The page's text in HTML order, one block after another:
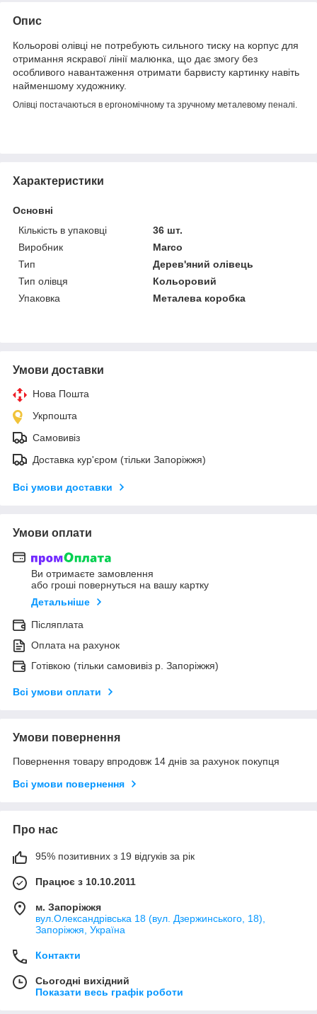
Опис
Кольорові олівці не потребують сильного тиску на корпус для
отримання яскравої лінії малюнка, що дає змогу без
особливого навантаження отримати барвисту картинку навіть
найменшому художнику.
Олівці постачаються в ергономічному та зручному металевому пеналі.
Характеристики
Основні
Кількість в упаковці
36 шт.
Виробник
Marco
Тип
Дерев'яний олівець
Тип олівця
Кольоровий
Упаковка
Металева коробка
Умови доставки
Нова Пошта
Укрпошта
Самовивіз
Доставка кур'єром (тільки Запоріжжя)
Всі умови доставки
Умови оплати
Ви отримаєте замовлення
або гроші повернуться на вашу картку
Детальніше
Післяплата
Оплата на рахунок
Готівкою (тільки самовивіз р. Запоріжжя)
Всі умови оплати
Умови повернення
Повернення товару впродовж 14 днів за рахунок покупця
Всі умови повернення
Про нас
95% позитивних з 19 відгуків за рік
Працює з 10.10.2011
м. Запоріжжя
вул.Олександрівська 18 (вул. Дзержинського, 18),
Запоріжжя, Україна
Контакти
Сьогодні вихідний
Показати весь графік роботи